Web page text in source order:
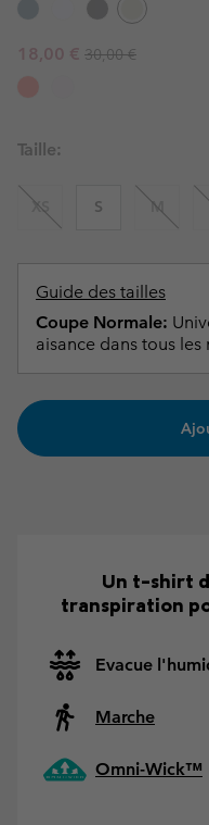
Sale price:
18,00 € Regular price:
30,00 €
Taille:
XS S M
Guide des tailles
Coupe Normale:
aisance dans tous les
Un t-shirt
transpiration
Evacue
Marche
Omni-Wick™